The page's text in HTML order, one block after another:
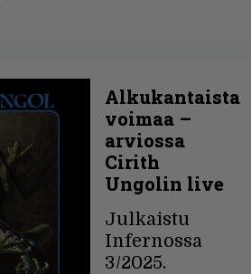
Alkukantaista
voimaa –
arviossa
Cirith
Ungolin live
Julkaistu
Infernossa
3/2025.